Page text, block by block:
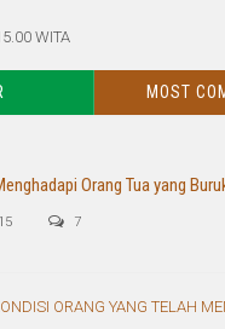
WITA
MOST
Orang Tua yang
7